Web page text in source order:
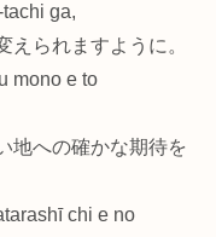
ga,
られますように。
mono e to
地への確かな期待を
chi e no